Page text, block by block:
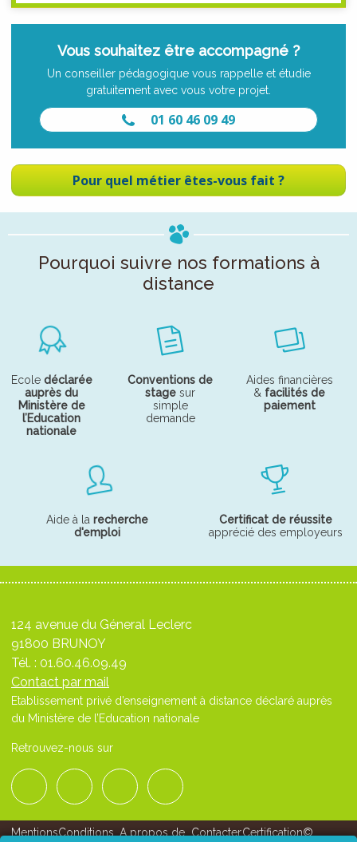
Vous souhaitez être accompagné ?
Un conseiller pédagogique vous rappelle et étudie
gratuitement avec vous votre projet.
01 60 46 09 49
Pour quel métier êtes-vous fait ?
Pourquoi suivre nos formations à
distance
Ecole déclarée
auprès du
Ministère de
l’Education
nationale
Conventions de
stagesur
simple
demande
Aides financières
& facilités de
paiement
Aide à la recherche
d'emploi
Certificat de réussite
apprécié des employeurs
124 avenue du Géneral Leclerc
91800 BRUNOY
Tél. : 01.60.46.09.49
Contact par mail
Etablissement privé d’enseignement à distance déclaré auprès
du Ministère de l’Education nationale
Retrouvez-nous sur
MentionsConditions A propos de ContacterCertification©